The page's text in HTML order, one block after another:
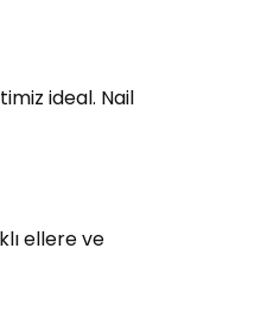
ideal. Nail
ellere ve